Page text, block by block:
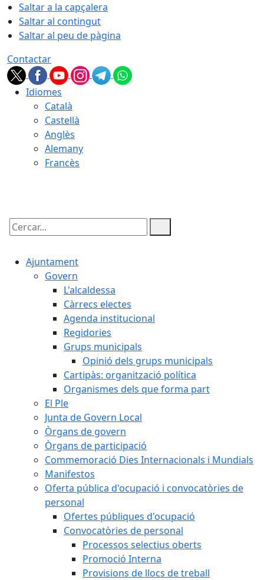
Saltar a la capçalera
Saltar al contingut
Saltar al peu de pàgina
Contactar
Idiomes
Català
Castellà
Anglès
Alemany
Francès
Cercar:
Ajuntament
Govern
L'alcaldessa
Càrrecs electes
Agenda institucional
Regidories
Grups municipals
Opinió dels grups municipals
Cartipàs: organització política
Organismes dels que forma part
El Ple
Junta de Govern Local
Òrgans de govern
Òrgans de participació
Commemoració Dies Internacionals i Mundials
Manifestos
Oferta pública d'ocupació i convocatòries de
personal
Ofertes públiques d'ocupació
Convocatòries de personal
Processos selectius oberts
Promoció Interna
Provisions de llocs de treball